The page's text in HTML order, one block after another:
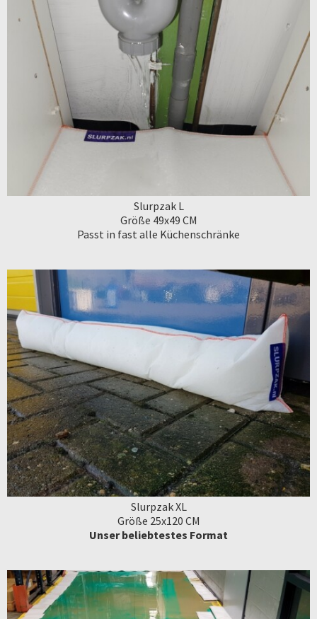
Slurpzak L
Größe 49x49 CM
Passt in fast alle Küchenschränke
Slurpzak XL
Größe 25x120 CM
Unser beliebtestes Format